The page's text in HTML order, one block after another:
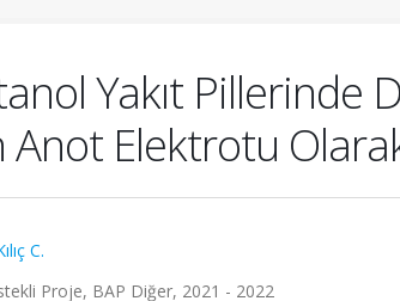
Yakıt Pillerinde
Elektrotu
C.
Proje, BAP Diğer, 2021 - 2022